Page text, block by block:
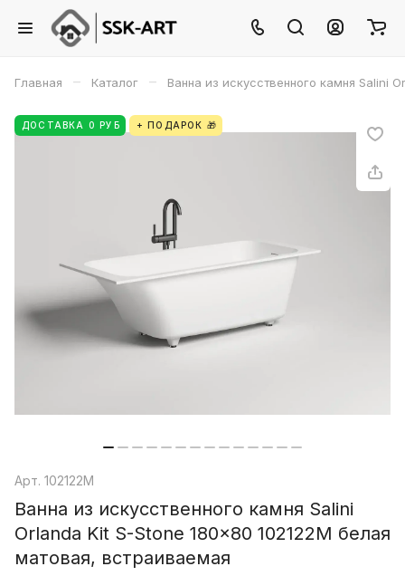
Главная – Каталог – Ванна из искусственного камня Salini
ДОСТАВКА 0 РУБ + ПОДАРОК 🎁
Арт. 102122M
Ванна из искусственного камня Salini
Orlanda Kit S-Stone 180x80 102122M белая
матовая, встраиваемая